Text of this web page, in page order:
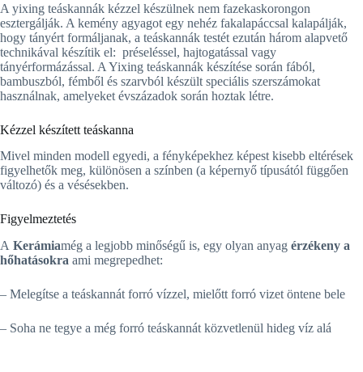
A yixing teáskannák kézzel készülnek nem fazekaskorongon
esztergálják. A kemény agyagot egy nehéz fakalapáccsal kalapálják,
hogy tányért formáljanak, a teáskannák testét ezután három alapvető
technikával készítik el: préseléssel, hajtogatással vagy
tányérformázással. A Yixing teáskannák készítése során fából,
bambuszból, fémből és szarvból készült speciális szerszámokat
használnak, amelyeket évszázadok során hoztak létre.
Kézzel készített teáskanna
Mivel minden modell egyedi, a fényképekhez képest kisebb eltérések
figyelhetők meg, különösen a színben (a képernyő típusától függően
változó) és a vésésekben.
Figyelmeztetés
A Kerámiamég a legjobb minőségű is, egy olyan anyag érzékeny a
hőhatásokra ami megrepedhet:
– Melegítse a teáskannát forró vízzel, mielőtt forró vizet öntene bele
– Soha ne tegye a még forró teáskannát közvetlenül hideg víz alá